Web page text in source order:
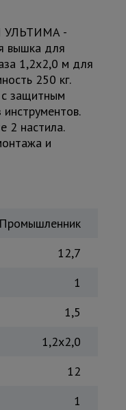
УЛЬТИМА -
вышка для
1,2x2,0 м для
250 кг.
с защитным
2 настила.
и
Промышленник
12,7
1
1,5
1,2x2,0
12
1